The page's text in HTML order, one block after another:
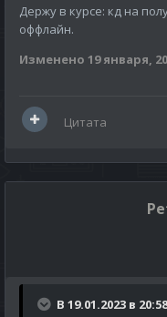
Держу в курсе: кд на
оффлайн.
Изменено 19 января,
Цитата
В 19.01.2023 в